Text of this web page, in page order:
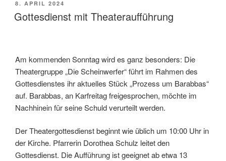
VERÖFFENTLICHT
AM
8. APRIL 2024
Gottesdienst mit Theateraufführung
Am kommenden Sonntag wird es ganz besonders: Die
Theatergruppe „Die Scheinwerfer“ führt im Rahmen des
Gottesdienstes ihr aktuelles Stück „Prozess um Barabbas“
auf. Barabbas, an Karfreitag freigesprochen, möchte im
Nachhinein für seine Schuld verurteilt werden.
Der Theatergottesdienst beginnt wie üblich um 10:00 Uhr in
der Kirche. Pfarrerin Dorothea Schulz leitet den
Gottesdienst. Die Aufführung ist geeignet ab etwa 13